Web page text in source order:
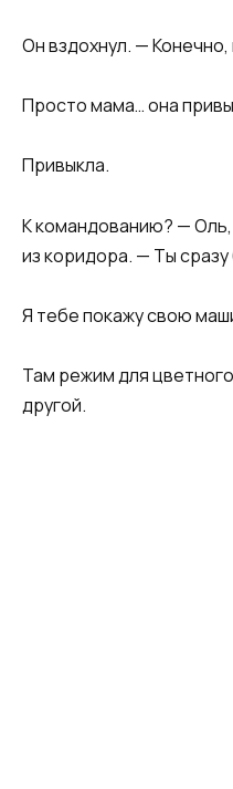
Он вздохнул. —
Просто мама… она
Привыкла.
К командованию? —
из коридора. — Ты
Я тебе покажу свою
Там режим для
другой.